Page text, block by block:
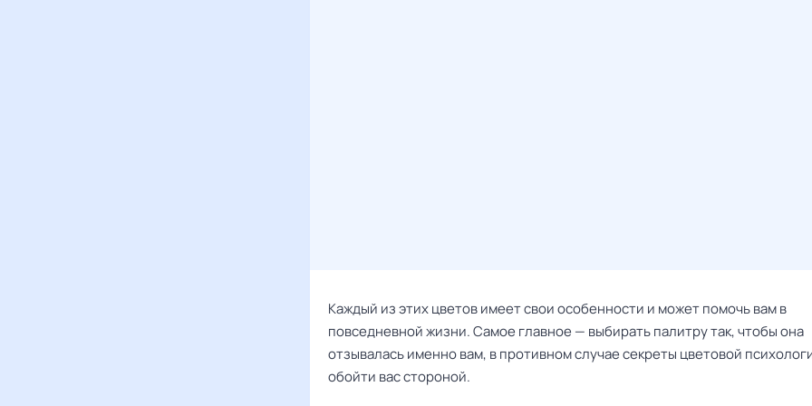
Каждый из этих цветов имеет свои особенности и может помочь вам в
повседневной жизни. Самое главное — выбирать палитру так, чтобы она
отзывалась именно вам, в противном случае секреты цветовой
обойти вас стороной.